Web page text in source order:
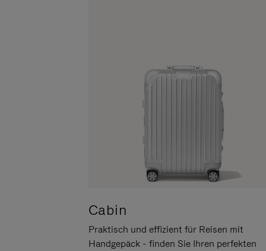
Cabin
Praktisch und effizient für Reisen mit
Handgepäck - finden Sie Ihren perfekten